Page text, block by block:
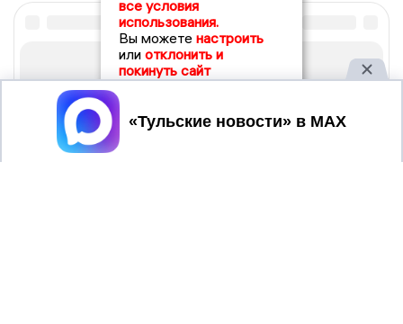
все условия
использования.
Вы можете настроить
или отклонить и
покинуть сайт
Принять